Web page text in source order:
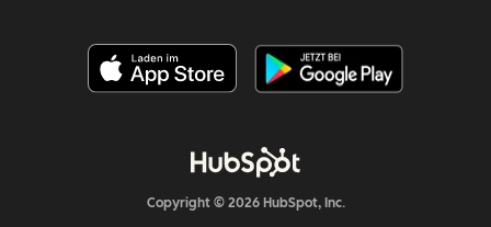
Copyright © 2026 HubSpot, Inc.